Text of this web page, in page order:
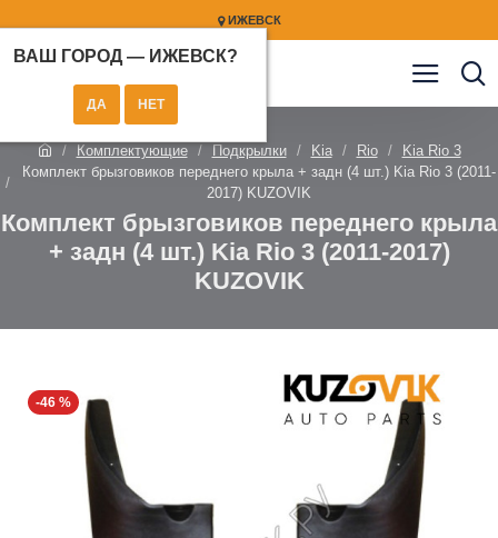
ИЖЕВСК
ВАШ ГОРОД — ИЖЕВСК?
Комплектующие Подкрылки Kia Rio
Kia Rio 3
Комплект брызговиков переднего крыла + задн (4 шт.) Kia Rio 3 (2011-
2017) KUZOVIK
Комплект брызговиков переднего крыла
+ задн (4 шт.) Kia Rio 3 (2011-2017)
KUZOVIK
-46 %